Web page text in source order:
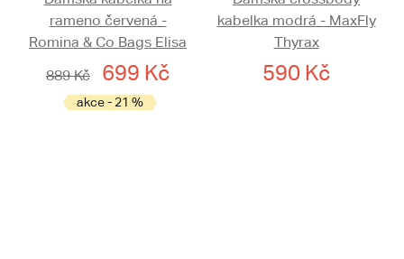
rameno červená -
Romina & Co Bags Elisa
889 Kč
699 Kč
akce - 21 %
kabelka modrá - MaxFly
Thyrax
590 Kč